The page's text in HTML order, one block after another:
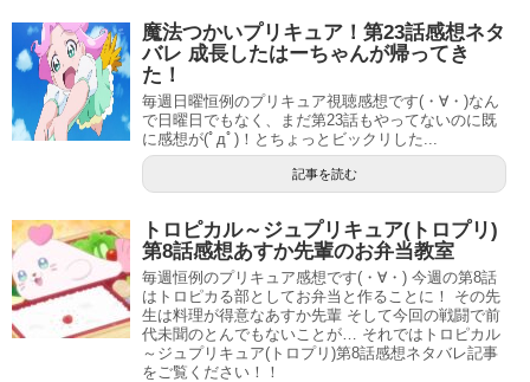
魔法つかいプリキュア！第23話感想ネタ
バレ 成長したはーちゃんが帰ってき
た！
毎週日曜恒例のプリキュア視聴感想です(・∀・)なん
で日曜日でもなく、まだ第23話もやってないのに既
に感想が(ﾟдﾟ)！とちょっとビックリした...
記事を読む
トロピカル～ジュプリキュア(トロプリ)
第8話感想あすか先輩のお弁当教室
毎週恒例のプリキュア感想です(・∀・) 今週の第8話
はトロピカる部としてお弁当と作ることに！ その先
生は料理が得意なあすか先輩 そして今回の戦闘で前
代未聞のとんでもないことが… それではトロピカル
～ジュプリキュア(トロプリ)第8話感想ネタバレ記事
をご覧ください！！